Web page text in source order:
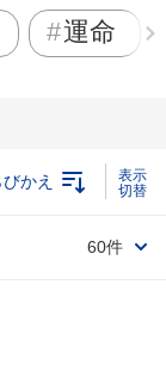
運命
かえ
60件